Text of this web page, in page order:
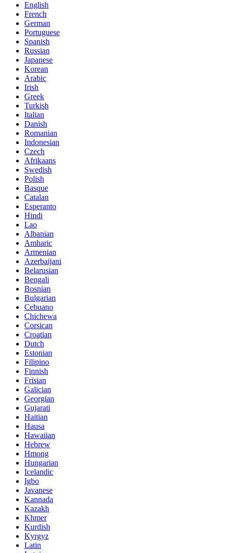
English
French
German
Portuguese
Spanish
Russian
Japanese
Korean
Arabic
Irish
Greek
Turkish
Italian
Danish
Romanian
Indonesian
Czech
Afrikaans
Swedish
Polish
Basque
Catalan
Esperanto
Hindi
Lao
Albanian
Amharic
Armenian
Azerbaijani
Belarusian
Bengali
Bosnian
Bulgarian
Cebuano
Chichewa
Corsican
Croatian
Dutch
Estonian
Filipino
Finnish
Frisian
Galician
Georgian
Gujarati
Haitian
Hausa
Hawaiian
Hebrew
Hmong
Hungarian
Icelandic
Igbo
Javanese
Kannada
Kazakh
Khmer
Kurdish
Kyrgyz
Latin